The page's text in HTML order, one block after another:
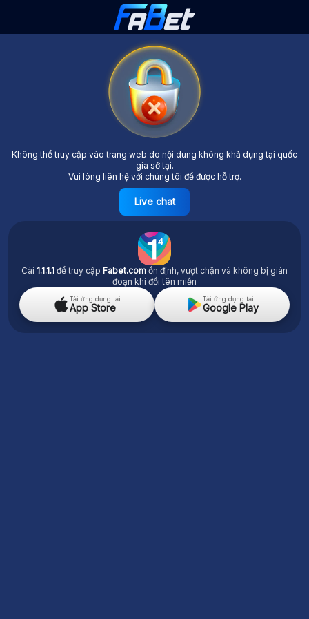
Không thể truy cập vào trang web do nội dung không khả dụng tại quốc
gia sở tại.
Vui lòng liên hệ với chúng tôi để được hỗ trợ.
Live chat
Cài 1.1.1.1 để truy cập Fabet.com ổn định, vượt chặn và không bị gián
đoạn khi đổi tên miền
Tải ứng dụng tại
App Store
Tải ứng dụng tại
Google Play